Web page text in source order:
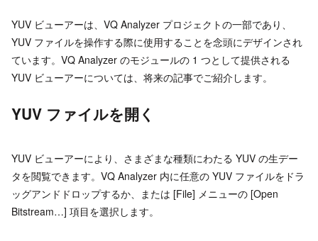
YUV ビューアーは、VQ Analyzer プロジェクトの一部であり、
YUV ファイルを操作する際に使用することを念頭にデザインされ
ています。VQ Analyzer のモジュールの 1 つとして提供される
YUV ビューアーについては、将来の記事でご紹介します。
YUV ファイルを開く
YUV ビューアーにより、さまざまな種類にわたる YUV の生デー
タを閲覧できます。VQ Analyzer 内に任意の YUV ファイルをドラ
ッグアンドドロップするか、または [File] メニューの [Open
Bitstream…] 項目を選択します。